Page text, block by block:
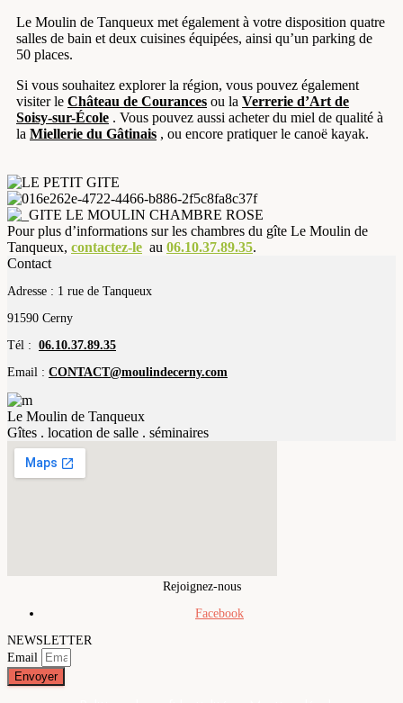
Le Moulin de Tanqueux met également à votre disposition quatre
salles de bain et deux cuisines équipées, ainsi qu’un parking de
50 places.
Si vous souhaitez explorer la région, vous pouvez également
visiter le Château de Courances ou la Verrerie d’Art de
Soisy-sur-École . Vous pouvez aussi acheter du miel de qualité à
la Miellerie du Gâtinais , ou encore pratiquer le canoë kayak.
Pour plus d’informations sur les chambres du gîte Le Moulin de
Tanqueux, contactez-le au 06.10.37.89.35.
Contact
Adresse : 1 rue de Tanqueux
91590 Cerny
Tél : 06.10.37.89.35
Email : CONTACT@moulindecerny.com
Le Moulin de Tanqueux
Gîtes . location de salle . séminaires
Rejoignez-nous
Facebook
NEWSLETTER
Email
Envoyer